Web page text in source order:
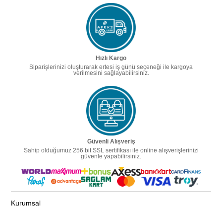
Hızlı Kargo
Siparişlerinizi oluşturarak ertesi iş günü seçeneği ile kargoya
verilmesini sağlayabilirsiniz.
Güvenli Alışveriş
Sahip olduğumuz 256 bit SSL sertifikası ile online alışverişlerinizi
güvenle yapabilirsiniz.
Kurumsal